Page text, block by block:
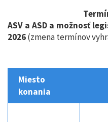
Termíny
ASV a ASD a možnosť
2026(zmena termínov
Miesto
konania